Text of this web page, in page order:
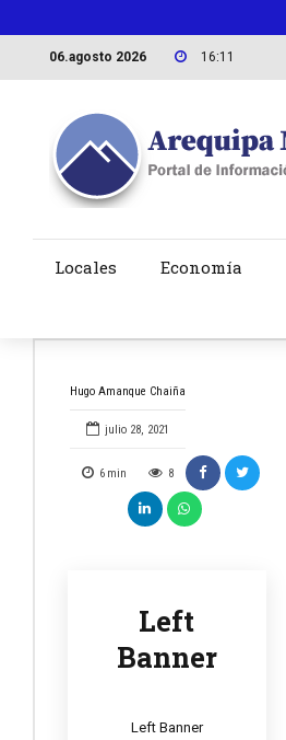
06.agosto 2026 16:11
Locales Economía
Hugo Amanque Chaiña
julio 28, 2021
6 min 8
Left
Banner
Left Banner